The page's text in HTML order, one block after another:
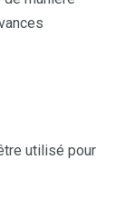
utilisé pour